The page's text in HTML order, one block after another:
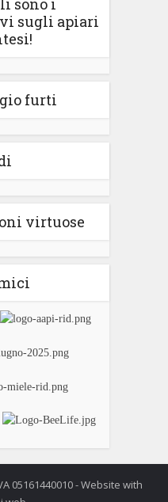
sono i
sugli apiari
furti
virtuose
05161440010 - Website with